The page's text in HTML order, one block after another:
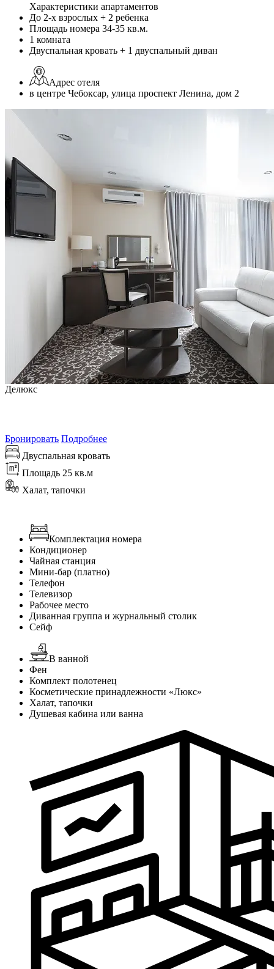
Характеристики апартаментов
До 2-х взрослых + 2 ребенка
Площадь номера 34-35 кв.м.
1 комната
Двуспальная кровать + 1 двуспальный диван
Адрес отеля
в центре Чебоксар, улица проспект Ленина, дом 2
Делюкс
Бронировать Подробнее
Двуспальная кровать
Площадь 25 кв.м
Халат, тапочки
Комплектация номера
Кондиционер
Чайная станция
Мини-бар (платно)
Телефон
Телевизор
Рабочее место
Диванная группа и журнальный столик
Сейф
В ванной
Фен
Комплект полотенец
Косметические принадлежности «Люкс»
Халат, тапочки
Душевая кабина или ванна